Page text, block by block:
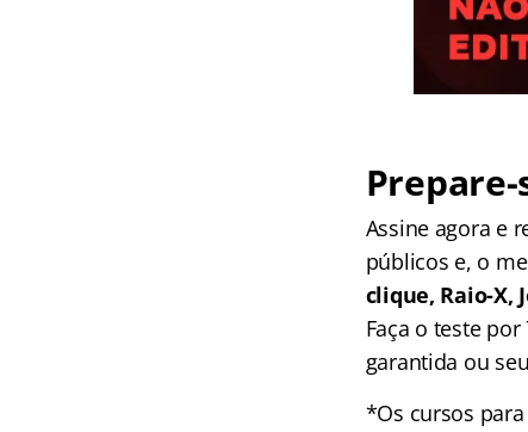
Assine agora e
públicos e, o
clique, Raio-X,
Faça o teste
garantida ou
*Os cursos